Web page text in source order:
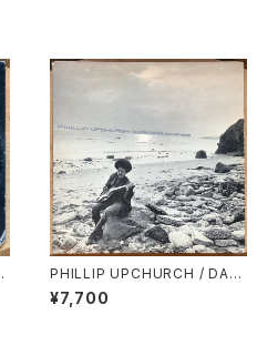
PHILLIP UPCHURCH / DAR
KNESS, DARKNESS
¥7,700